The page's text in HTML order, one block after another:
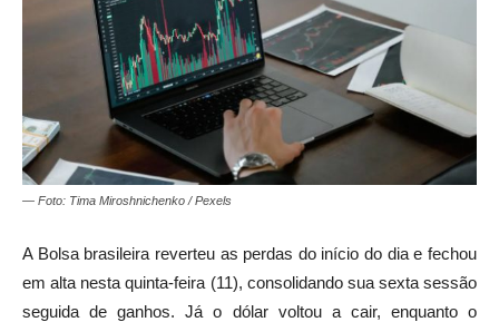
— Foto: Tima Miroshnichenko / Pexels
A Bolsa brasileira reverteu as perdas do início do dia e fechou
em alta nesta quinta-feira (11), consolidando sua sexta sessão
seguida de ganhos. Já o dólar voltou a cair, enquanto o